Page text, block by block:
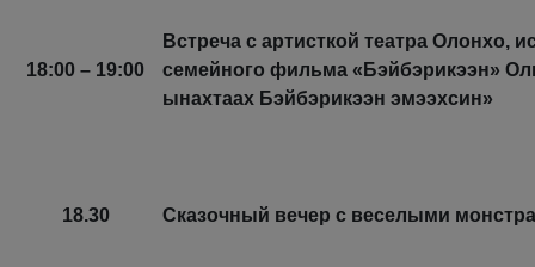
18:00 – 19:00
Встреча с артисткой театра Олонхо,
семейного фильма «Бэйбэрикээн»
ынахтаах Бэйбэрикээн эмээхсин»
18.30 Сказочный вечер с веселыми